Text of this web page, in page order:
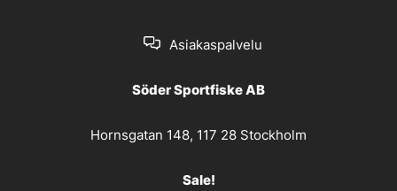
Asiakaspalvelu
Söder Sportfiske AB
Hornsgatan 148, 117 28 Stockholm
Sale!